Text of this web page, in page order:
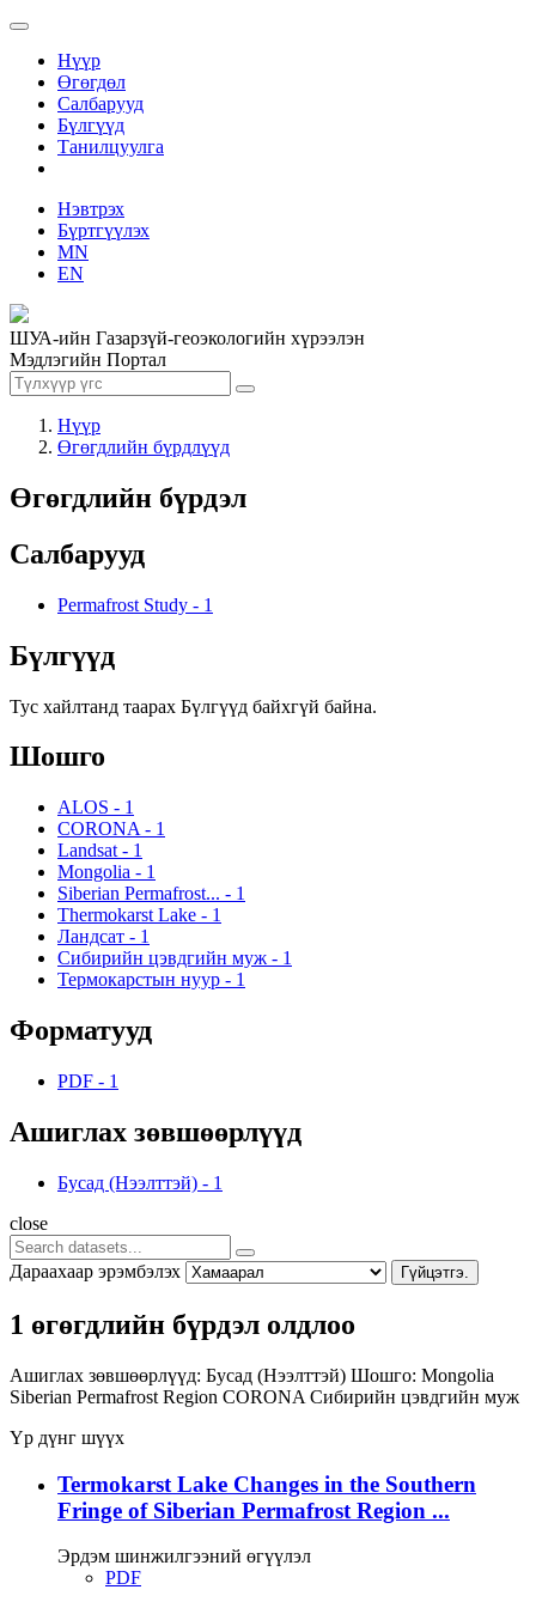
Нүүр
Өгөгдөл
Салбарууд
Бүлгүүд
Танилцуулга
Нэвтрэх
Бүртгүүлэх
MN
EN
ШУА-ийн Газарзүй-геоэкологийн хүрээлэн
Мэдлэгийн Портал
Нүүр
Өгөгдлийн бүрдлүүд
Өгөгдлийн бүрдэл
Салбарууд
Permafrost Study - 1
Бүлгүүд
Тус хайлтанд таарах Бүлгүүд байхгүй байна.
Шошго
ALOS - 1
CORONA - 1
Landsat - 1
Mongolia - 1
Siberian Permafrost... - 1
Thermokarst Lake - 1
Ландсат - 1
Сибирийн цэвдгийн муж - 1
Термокарстын нуур - 1
Форматууд
PDF - 1
Ашиглах зөвшөөрлүүд
Бусад (Нээлттэй) - 1
close
Дараахаар эрэмбэлэх Гүйцэтгэ.
1 өгөгдлийн бүрдэл олдлоо
Ашиглах зөвшөөрлүүд: Бусад (Нээлттэй) Шошго: Mongolia
Siberian Permafrost Region CORONA Сибирийн цэвдгийн муж
Үр дүнг шүүх
Termokarst Lake Changes in the Southern
Fringe of Siberian Permafrost Region ...
Эрдэм шинжилгээний өгүүлэл
PDF